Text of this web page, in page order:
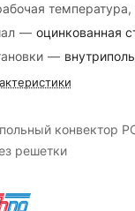
температура,
— оцинкованная
—
конвектор
решетки